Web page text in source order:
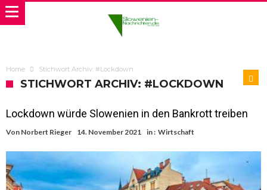
Home Stichwort Archiv: #Lockdown
STICHWORT ARCHIV: #LOCKDOWN
Lockdown würde Slowenien in den Bankrott treiben
Von Norbert Rieger 14. November 2021 in : Wirtschaft